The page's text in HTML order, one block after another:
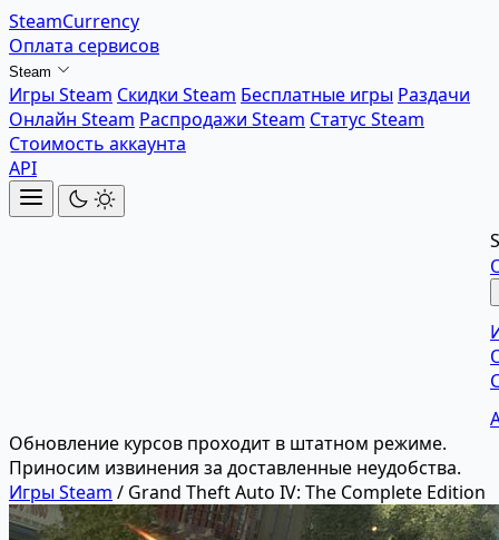
SteamCurrency
Оплата сервисов
Steam
Игры Steam Скидки Steam Бесплатные игры Раздачи
Онлайн Steam Распродажи Steam Статус Steam
Стоимость аккаунта
API
Обновление курсов проходит в штатном режиме.
Приносим извинения за доставленные неудобства.
Игры Steam / Grand Theft Auto IV: The Complete Edition